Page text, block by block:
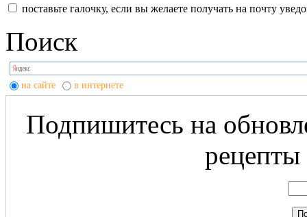
поставьте галочку, если вы желаете получать на почту
Поиск
на сайте в интернете
Подпишитесь на
рецепты